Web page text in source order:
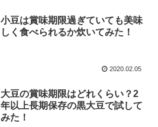
小豆は賞味期限過ぎていても美味
しく食べられるか炊いてみた！
2020.02.05
大豆の賞味期限はどれくらい？2
年以上長期保存の黒大豆で試して
みた！